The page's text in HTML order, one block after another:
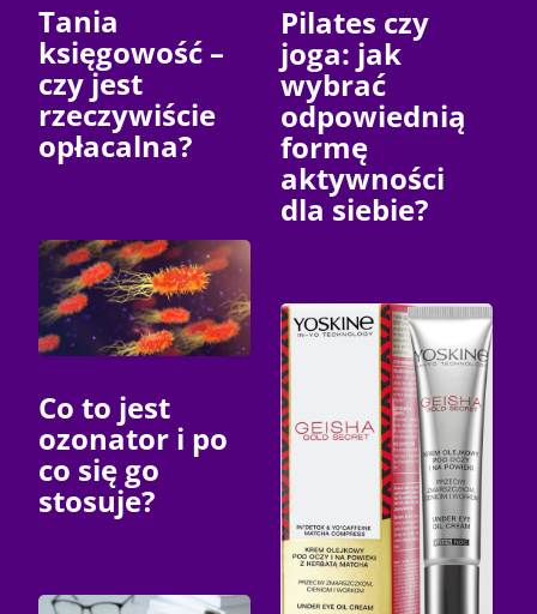
Tania
księgowość –
czy jest
rzeczywiście
opłacalna?
Co to jest
ozonator i po
co się go
stosuje?
Pilates czy
joga: jak
wybrać
odpowiednią
formę
aktywności
dla siebie?